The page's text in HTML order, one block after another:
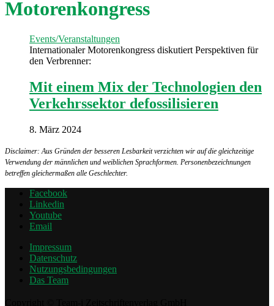
Motorenkongress
Events/Veranstaltungen
Internationaler Motorenkongress diskutiert Perspektiven für
den Verbrenner:
Mit einem Mix der Technologien den
Verkehrssektor defossilisieren
8. März 2024
Disclaimer: Aus Gründen der besseren Lesbarkeit verzichten wir auf die gleichzeitige
Verwendung der männlichen und weiblichen Sprachformen. Personenbezeichnungen
betreffen gleichermaßen alle Geschlechter.
Facebook
Linkedin
Youtube
Email
Impressum
Datenschutz
Nutzungsbedingungen
Das Team